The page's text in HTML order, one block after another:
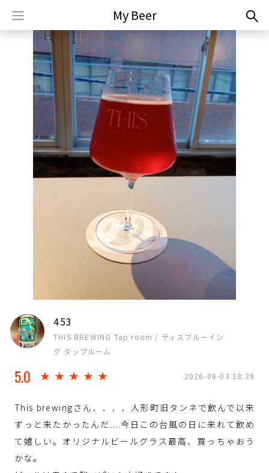
My Beer
453
THIS BREWING Tap room / ディスブルーイン
グ タップルーム
5.0 ★★★★★ 2026-06-03 18:39
This brewingさん．．．．人形町旧タンネで飲んで以来
ずっと来たかったんだ....今日この台風の日に来れて飲め
て嬉しい。オリジナルビールグラス最高、買っちゃおう
かな。